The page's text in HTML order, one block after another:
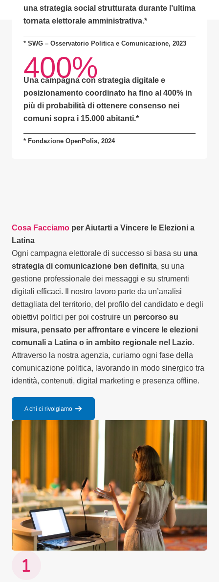
una strategia social strutturata durante l’ultima
tornata elettorale amministrativa.*
* SWG – Osservatorio Politica e Comunicazione, 2023
400%
Una campagna con strategia digitale e
posizionamento coordinato ha fino al 400% in
più di probabilità di ottenere consenso nei
comuni sopra i 15.000 abitanti.*
* Fondazione OpenPolis, 2024
Cosa Facciamo per Aiutarti a Vincere le Elezioni a
Latina
Ogni campagna elettorale di successo si basa su una
strategia di comunicazione ben definita, su una
gestione professionale dei messaggi e su strumenti
digitali efficaci. Il nostro lavoro parte da un’analisi
dettagliata del territorio, del profilo del candidato e degli
obiettivi politici per poi costruire un percorso su
misura, pensato per affrontare e vincere le elezioni
comunali a Latina o in ambito regionale nel Lazio.
Attraverso la nostra agenzia, curiamo ogni fase della
comunicazione politica, lavorando in modo sinergico tra
identità, contenuti, digital marketing e presenza offline.
A chi ci rivolgiamo